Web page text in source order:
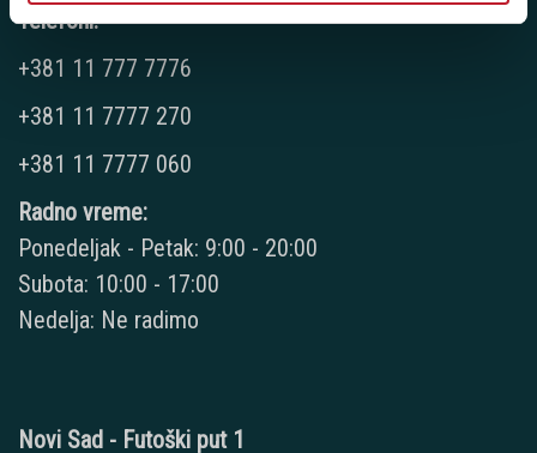
Telefoni:
+381 11 777 7776
+381 11 7777 270
+381 11 7777 060
Radno vreme:
Ponedeljak - Petak: 9:00 - 20:00
Subota: 10:00 - 17:00
Nedelja: Ne radimo
Novi Sad - Futoški put 1